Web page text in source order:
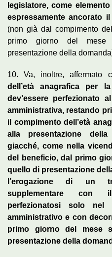
legislatore, come
espressamente ancorato
(non già dal compimento
primo giorno del
presentazione della
10. Va, inoltre, affermato
dell’età anagrafica per
dev’essere perfezionato
amministrativa, restando
il compimento dell’età
alla presentazione della
giacché, come nella
del beneficio, dal primo
quello di presentazione
l’erogazione di un
supplementare con
perfezionatosi solo nel
amministrativo e con
primo giorno del mese
presentazione della